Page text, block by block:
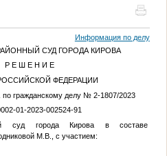
Информация по делу
СУД ГОРОДА КИРОВА
Р Е Ш Е Н И Е
ФЕДЕРАЦИИ
по гражданскому делу № 2-1807/2023
01-2023-002524-91
суд города Кирова в составе
М.В., с участием: